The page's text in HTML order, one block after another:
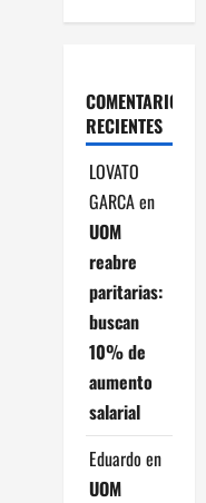
COMENTARIOS
RECIENTES
LOVATO
GARCAen
UOM
reabre
paritarias:
buscan
10% de
aumento
salarial
Eduardo en
UOM